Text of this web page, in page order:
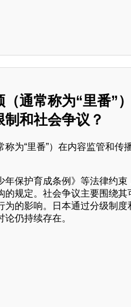
（通常称为“里番”
和社会争议？
年保护育成条例》等法律约束
的规定。社会争议主要围绕
为的影响。日本通过分级制
仍持续存在。